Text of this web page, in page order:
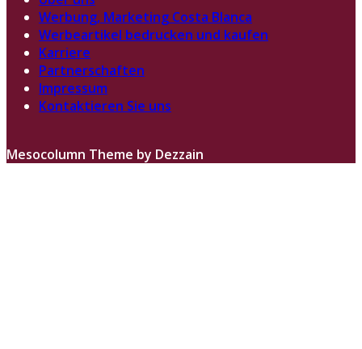
Werbung, Marketing Costa Blanca
Werbeartikel bedrucken und kaufen
Karriere
Partnerschaften
Impressum
Kontaktieren Sie uns
Mesocolumn Theme by Dezzain